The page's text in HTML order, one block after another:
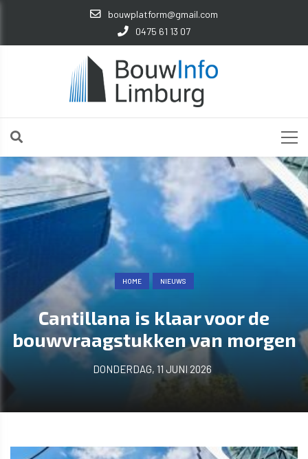
bouwplatform@gmail.com
0475 61 13 07
HOME NIEUWS
Cantillana is klaar voor de
bouwvraagstukken van morgen
DONDERDAG, 11 JUNI 2026